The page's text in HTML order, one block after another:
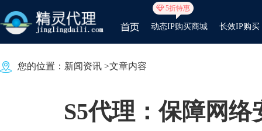
5折特惠
动态IP购买商城 长效IP购买
您的位置： 新闻资讯 >文章内容
S5代理：保障网